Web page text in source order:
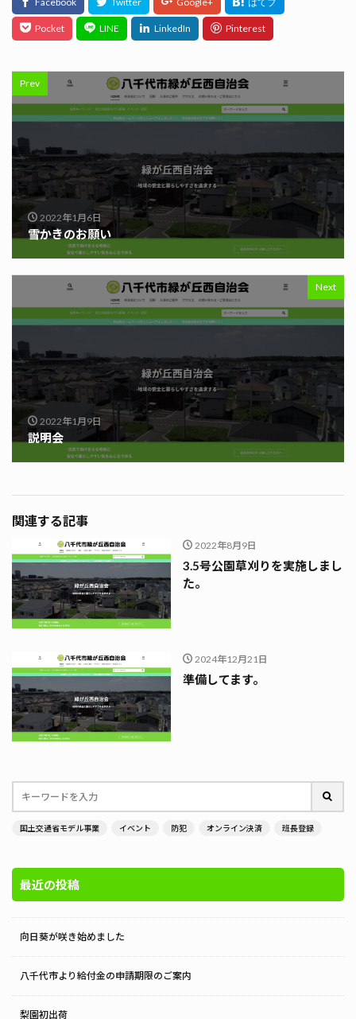
Prev
2022年1月6日
雪かきのお願い
Next
2022年1月9日
説明会
関連する記事
2022年8月9日
3.5号公園草刈りを実施しまし
た。
2024年12月21日
準備してます。
国土交通省モデル事業 イベント 防犯 オンライン決済 班長登録
最近の投稿
向日葵が咲き始めました
八千代市より給付金の申請期限のご案内
梨園初出荷